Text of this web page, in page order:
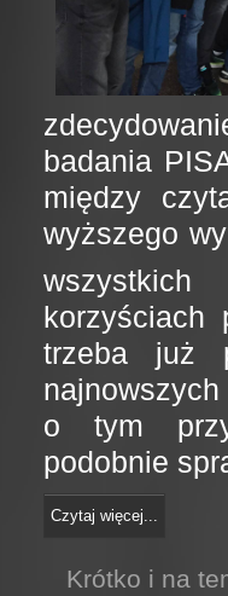
badania
między
wyższego
korzyściach
trzeba już
o tym
podobnie
Czytaj więcej...
Krótko i na